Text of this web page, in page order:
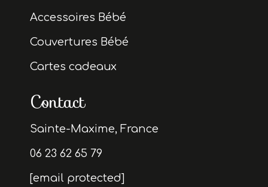
Accessoires Bébé
Couvertures Bébé
Cartes cadeaux
Contact
Sainte-Maxime, France
06 23 62 65 79
[email protected]